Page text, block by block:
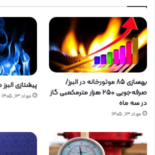
بهسازی ۸۵ موتورخانه در البرز/
صرفه‌جویی ۲۵۰ هزار مترمکعبی گاز
در سه ماه
مرداد ۱۳, ۱۴۰۵
پیشتازی
مرداد ۱۳, ۱۴۰۵